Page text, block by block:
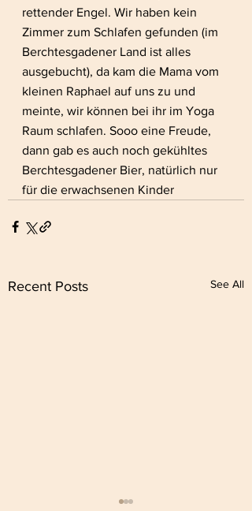
rettender Engel. Wir haben kein
Zimmer zum Schlafen gefunden (im
Berchtesgadener Land ist alles
ausgebucht), da kam die Mama vom
kleinen Raphael auf uns zu und
meinte, wir können bei ihr im Yoga
Raum schlafen. Sooo eine Freude,
dann gab es auch noch gekühltes
Berchtesgadener Bier, natürlich nur
für die erwachsenen Kinder
Recent Posts See All